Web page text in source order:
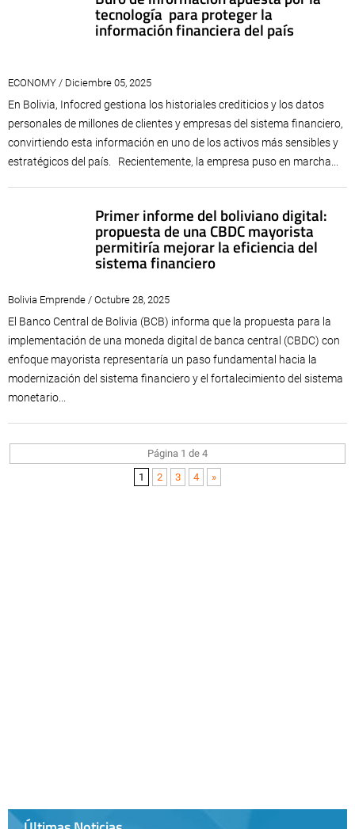
tecnología para proteger la
información financiera del país
ECONOMY / Diciembre 05, 2025
En Bolivia, Infocred gestiona los historiales crediticios y los datos
personales de millones de clientes y empresas del sistema financiero,
convirtiendo esta información en uno de los activos más sensibles y
estratégicos del país. Recientemente, la empresa puso en marcha...
Primer informe del boliviano digital:
propuesta de una CBDC mayorista
permitiría mejorar la eficiencia del
sistema financiero
Bolivia Emprende / Octubre 28, 2025
El Banco Central de Bolivia (BCB) informa que la propuesta para la
implementación de una moneda digital de banca central (CBDC) con
enfoque mayorista representaría un paso fundamental hacia la
modernización del sistema financiero y el fortalecimiento del sistema
monetario...
Página 1 de 4
1
2 3 4 »